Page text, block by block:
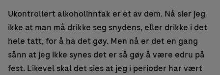
Ukontrollert alkoholinntak er et av dem. Nå sier jeg
ikke at man må drikke seg snydens, eller drikke i det
hele tatt, for å ha det gøy. Men nå er det en gang
sånn at jeg ikke synes det er så gøy å være edru på
fest. Likevel skal det sies at jeg i perioder har vært